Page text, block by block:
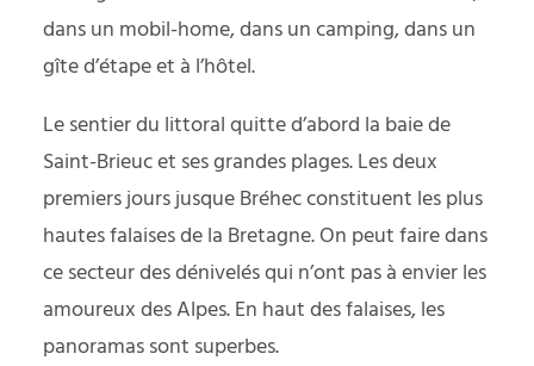
dans un mobil-home, dans un camping, dans un
gîte d’étape et à l’hôtel.
Le sentier du littoral quitte d’abord la baie de
Saint-Brieuc et ses grandes plages. Les deux
premiers jours jusque Bréhec constituent les plus
hautes falaises de la Bretagne. On peut faire dans
ce secteur des dénivelés qui n’ont pas à envier les
amoureux des Alpes. En haut des falaises, les
panoramas sont superbes.